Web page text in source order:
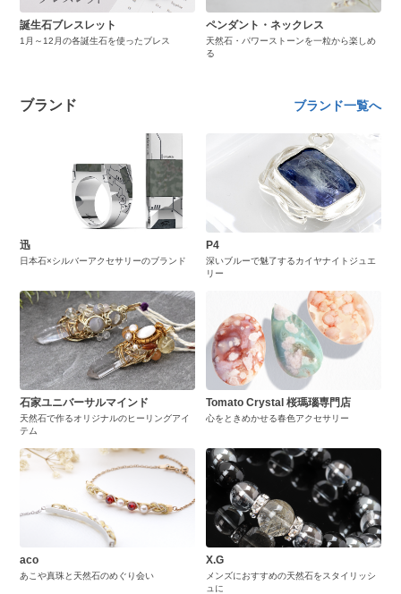
誕生石ブレスレット
1月～12月の各誕生石を使ったブレス
ペンダント・ネックレス
天然石・パワーストーンを一粒から楽しめ
る
ブランド ブランド一覧へ
迅
日本石×シルバーアクセサリーのブランド
P4
深いブルーで魅了するカイヤナイトジュエ
リー
石家ユニバーサルマインド
天然石で作るオリジナルのヒーリングアイ
テム
Tomato Crystal 桜瑪瑙専門店
心をときめかせる春色アクセサリー
aco
あこや真珠と天然石のめぐり会い
X.G
メンズにおすすめの天然石をスタイリッシ
ュに